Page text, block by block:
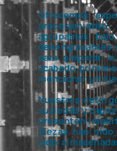
Ofrecemos
agrupamos
para preparar
acabado
mencionar un
Nuestros
suciedad y
presenten
piezas han
sido